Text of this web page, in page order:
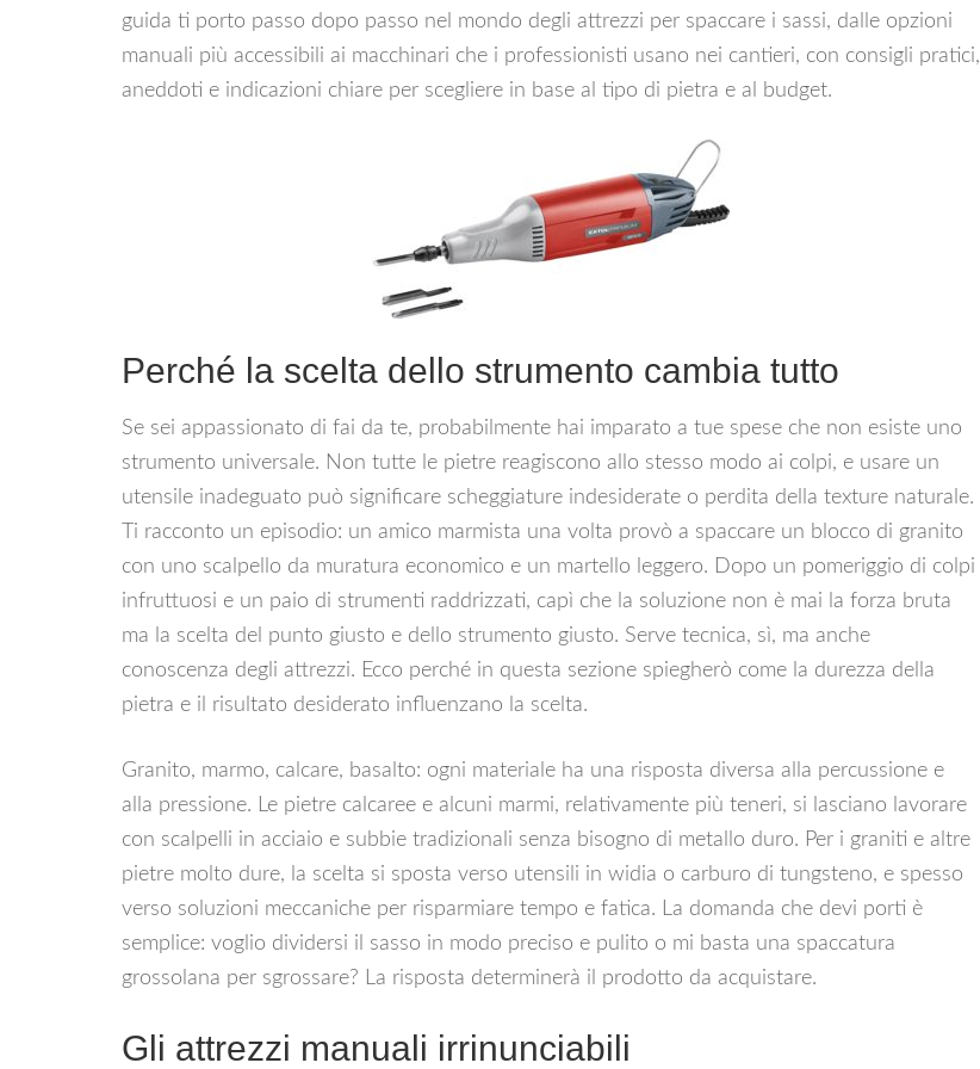
guida ti porto passo dopo passo nel mondo degli attrezzi per spaccare i sassi, dalle opzioni
manuali più accessibili ai macchinari che i professionisti usano nei cantieri, con consigli pratici,
aneddoti e indicazioni chiare per scegliere in base al tipo di pietra e al budget.
Perché la scelta dello strumento cambia tutto
Se sei appassionato di fai da te, probabilmente hai imparato a tue spese che non esiste uno
strumento universale. Non tutte le pietre reagiscono allo stesso modo ai colpi, e usare un
utensile inadeguato può significare scheggiature indesiderate o perdita della texture naturale.
Ti racconto un episodio: un amico marmista una volta provò a spaccare un blocco di granito
con uno scalpello da muratura economico e un martello leggero. Dopo un pomeriggio di colpi
infruttuosi e un paio di strumenti raddrizzati, capì che la soluzione non è mai la forza bruta
ma la scelta del punto giusto e dello strumento giusto. Serve tecnica, sì, ma anche
conoscenza degli attrezzi. Ecco perché in questa sezione spiegherò come la durezza della
pietra e il risultato desiderato influenzano la scelta.
Granito, marmo, calcare, basalto: ogni materiale ha una risposta diversa alla percussione e
alla pressione. Le pietre calcaree e alcuni marmi, relativamente più teneri, si lasciano lavorare
con scalpelli in acciaio e subbie tradizionali senza bisogno di metallo duro. Per i graniti e altre
pietre molto dure, la scelta si sposta verso utensili in widia o carburo di tungsteno, e spesso
verso soluzioni meccaniche per risparmiare tempo e fatica. La domanda che devi porti è
semplice: voglio dividersi il sasso in modo preciso e pulito o mi basta una spaccatura
grossolana per sgrossare? La risposta determinerà il prodotto da acquistare.
Gli attrezzi manuali irrinunciabili